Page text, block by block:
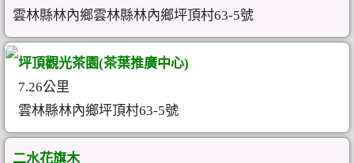
雲林縣林內鄉雲林縣林內鄉坪頂村63-5號
坪頂觀光茶園(茶葉推廣中心)
7.26公里
雲林縣林內鄉坪頂村63-5號
二水花旗木